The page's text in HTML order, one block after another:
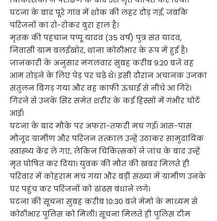
घटना के बाद पूरे गांव में शोक की लहर दौड़ गई, जबकि
परिजनों का रो-रोकर बुरा हाल है।
मृतक की पहचान पप्पू यादव (35 वर्ष) पुत्र संत यादव,
निवासी ग्राम बलईखोर, थाना कोठीभार के रूप में हुई है।
जानकारी के अनुसार मंगलवार सुबह करीब 9:20 बजे वह
आम तोड़ने के लिए पेड़ पर चढ़े थे। इसी दौरान अचानक उनका
संतुलन बिगड़ गया और वह काफी ऊंचाई से नीचे आ गिरे।
गिरने से उनके सिर समेत शरीर के कई हिस्सों में गंभीर चोटें
आईं।
घटना के बाद मौके पर अफरा-तफरी मच गई। आस-पास
मौजूद ग्रामीण और परिजन तत्काल उन्हें उठाकर सामुदायिक
स्वास्थ्य केंद्र ले गए, लेकिन चिकित्सकों ने जांच के बाद उन्हें
मृत घोषित कर दिया। युवक की मौत की खबर मिलते ही
परिवार में कोहराम मच गया और बड़ी संख्या में ग्रामीण उनके
घर पहुंच कर परिजनों को ढांढस बंधाने लगे।
घटना की सूचना सुबह करीब 10:30 बजे मेमो के माध्यम से
कोठीभार पुलिस को मिली। सूचना मिलते ही पुलिस टीम